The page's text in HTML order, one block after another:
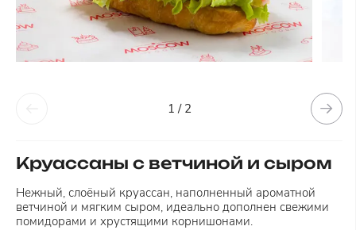
1 / 2
Круассаны с ветчиной и сыром
Нежный, слоёный круассан, наполненный ароматной
ветчиной и мягким сыром, идеально дополнен свежими
помидорами и хрустящими корнишонами.